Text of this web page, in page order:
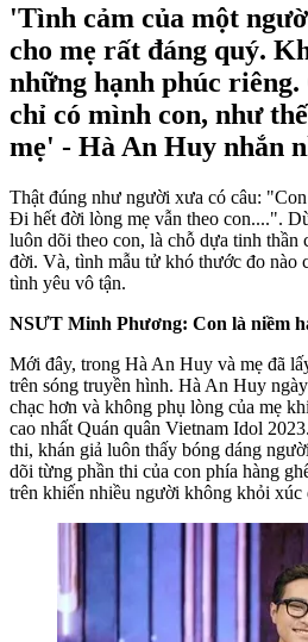
'Tình cảm của một
cho mẹ rất đáng quý.
những hạnh phúc riêng.
chỉ có mình con, như
mẹ' - Hà An Huy nhắn
Thật đúng như người xưa có câu:
Đi hết đời lòng mẹ vẫn theo con....".
luôn dõi theo con, là chỗ dựa tinh thần
đời. Và, tình mẫu tử khó thước đo nào
tình yêu vô tận.
NSƯT Minh Phương: Con là niềm
Mới đây, trong Hà An Huy và mẹ đã
trên sóng truyền hình. Hà An Huy
chạc hơn và không phụ lòng của mẹ
cao nhất Quán quân Vietnam Idol
thi, khán giả luôn thấy bóng dáng
dõi từng phần thi của con phía hàng
trên khiến nhiều người không khỏi xúc